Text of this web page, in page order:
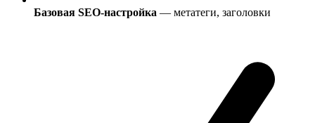
Базовая SEO-настройка — метатеги, заголовки